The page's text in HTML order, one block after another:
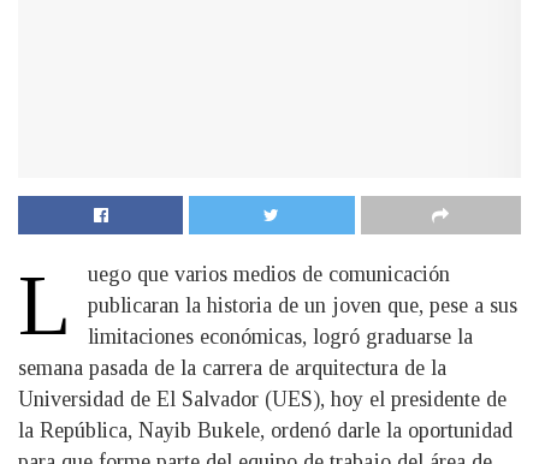
L
uego que varios medios de comunicación
publicaran la historia de un joven que, pese a sus
limitaciones económicas, logró graduarse la
semana pasada de la carrera de arquitectura de la
Universidad de El Salvador (UES), hoy el presidente de
la República, Nayib Bukele, ordenó darle la oportunidad